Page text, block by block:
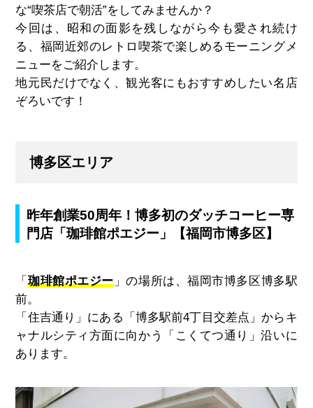
な“喫茶店で朝活”をしてみませんか？
今回は、昭和の面影を残しながら今も愛され続け
る、福岡近郊のレトロ喫茶で楽しめるモーニングメ
ニューをご紹介します。
地元民だけでなく、観光客にもおすすめしたい名店
ぞろいです！
博多区エリア
昨年創業50周年！博多初のダッチコーヒー専
門店「珈琲館ポエジー」【福岡市博多区】
「 珈琲館ポエジー」の場所は、福岡市博多区博多駅
前。
「住吉通り」にある「博多駅前4丁目交差点」からキ
ャナルシティ方面に向かう「こくてつ通り」沿いに
あります。